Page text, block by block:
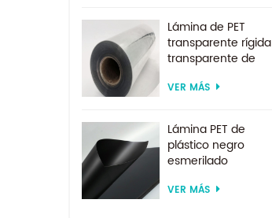
de fábrica para
formación al vacío
Lámina de PET
transparente rígida
transparente de
formación al vacío
VER MÁS
Lámina PET de
plástico negro
esmerilado
tamaño
VER MÁS